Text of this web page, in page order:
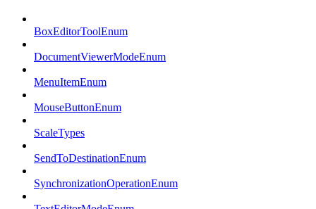
BoxEditorToolEnum
DocumentViewerModeEnum
MenuItemEnum
MouseButtonEnum
ScaleTypes
SendToDestinationEnum
SynchronizationOperationEnum